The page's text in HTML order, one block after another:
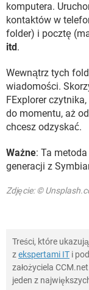
komputera.
kontaktów w
folder) i pocztę
itd .
Wewnątrz tych
wiadomości.
FExplorer
do momentu, aż
chcesz odzyskać.
Ważne: Ta
generacji z
Zdjęcie: ©
Treści, które
zekspertami IT i
założyciela
jeden z